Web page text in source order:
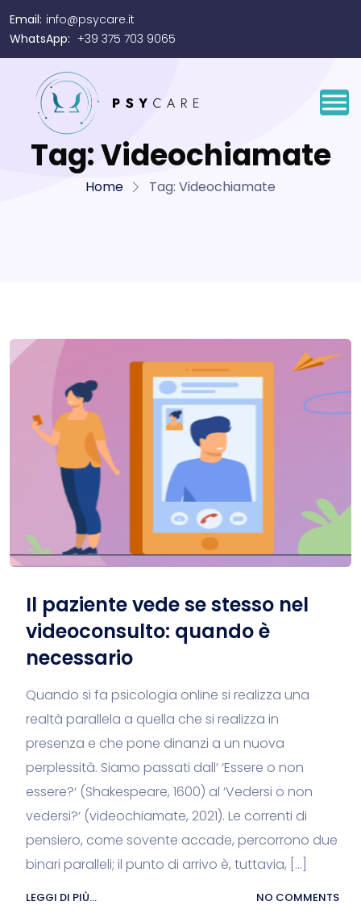
Email: info@psycare.it
WhatsApp: +39 375 703 9065
Tag:Videochiamate
Home Tag: Videochiamate
Il paziente vede se stesso nel
videoconsulto: quando è
necessario
Quando si fa psicologia online si realizza una
realtà parallela a quella che si realizza in
presenza e che pone dinanzi a un nuova
perplessità. Siamo passati dall’ ‘Essere o non
essere?‘ (Shakespeare, 1600) al ‘Vedersi o non
vedersi?‘ (videochiamate, 2021). Le correnti di
pensiero, come sovente accade, percorrono due
binari paralleli; il punto di arrivo è, tuttavia, […]
LEGGI DI PIÙ... NO COMMENTS